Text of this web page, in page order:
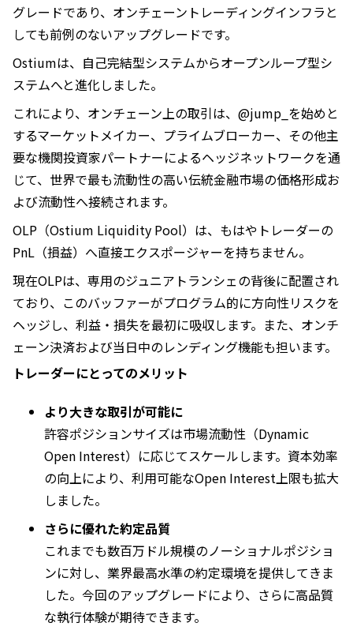
グレードであり、オンチェーントレーディングインフラと
しても前例のないアップグレードです。
Ostiumは、自己完結型システムからオープンループ型シ
ステムへと進化しました。
これにより、オンチェーン上の取引は、@jump_を始めと
するマーケットメイカー、プライムブローカー、その他主
要な機関投資家パートナーによるヘッジネットワークを通
じて、世界で最も流動性の高い伝統金融市場の価格形成お
よび流動性へ接続されます。
OLP（Ostium Liquidity Pool）は、もはやトレーダーの
PnL（損益）へ直接エクスポージャーを持ちません。
現在OLPは、専用のジュニアトランシェの背後に配置され
ており、このバッファーがプログラム的に方向性リスクを
ヘッジし、利益・損失を最初に吸収します。また、オンチ
ェーン決済および当日中のレンディング機能も担います。
トレーダーにとってのメリット
より大きな取引が可能に
許容ポジションサイズは市場流動性（Dynamic
Open Interest）に応じてスケールします。資本効率
の向上により、利用可能なOpen Interest上限も拡大
しました。
さらに優れた約定品質
これまでも数百万ドル規模のノーショナルポジショ
ンに対し、業界最高水準の約定環境を提供してきま
した。今回のアップグレードにより、さらに高品質
な執行体験が期待できます。